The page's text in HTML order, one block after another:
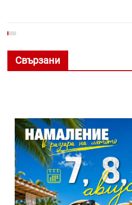
Свързани